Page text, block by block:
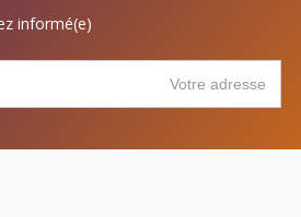
informé(e) !